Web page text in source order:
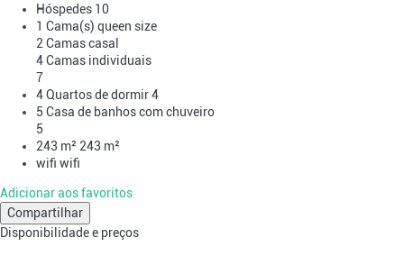
Hóspedes 10
1 Cama(s) queen size
2 Camas casal
4 Camas individuais
7
4 Quartos de dormir4
5 Casa de banhos com chuveiro
5
243 m² 243 m²
wifi wifi
Adicionar aos favoritos
Compartilhar
Disponibilidade e preços